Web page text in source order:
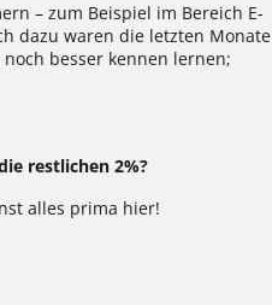
– zum Beispiel im Bereich E-
dazu waren die letzten Monate
besser kennen lernen;
restlichen 2%?
alles prima hier!